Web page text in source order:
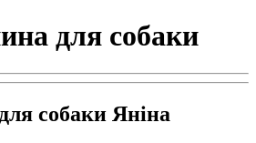
для собаки
собаки Яніна